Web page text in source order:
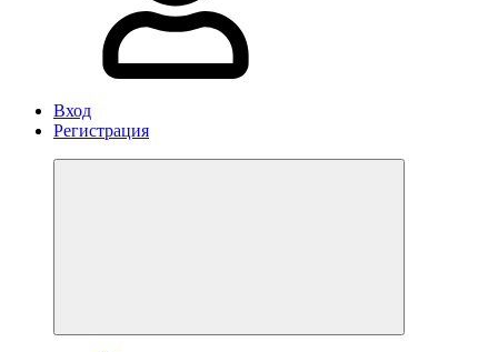
Вход
Регистрация